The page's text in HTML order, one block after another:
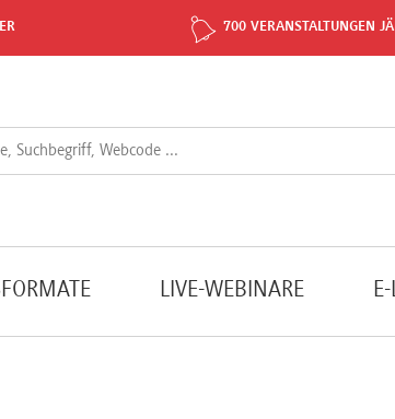
700 VERANSTALTUNGEN
LIVE-WEBINARE